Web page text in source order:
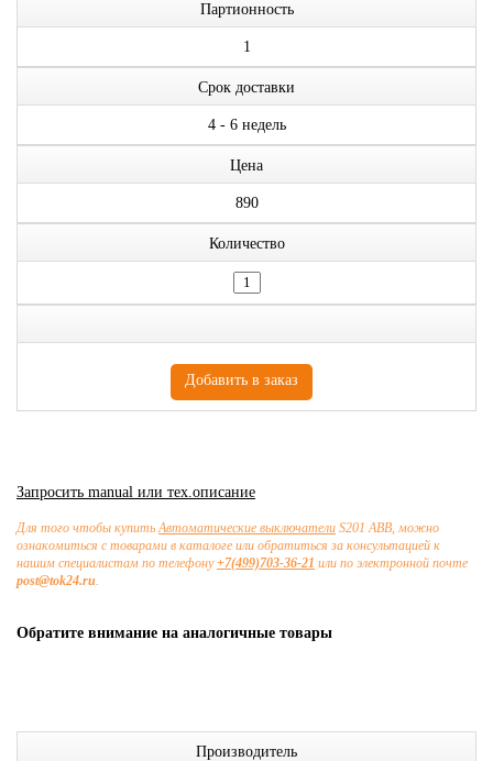
Партионность
1
Срок доставки
4 - 6 недель
Цена
890
Количество
Запросить manual или тех.описание
Для того чтобы купитьАвтоматические выключатели S201 ABB, можно
ознакомиться с товарами в каталоге или обратиться за консультацией к
нашим специалистам по телефону+7(499)703-36-21 или по электронной почте
post@tok24.ru.
Обратите внимание на аналогичные товары
Производитель